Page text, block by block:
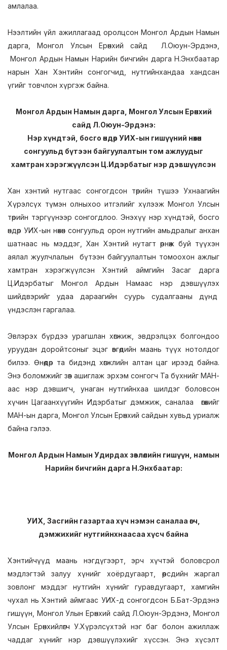
амлалаа.
Нээлтийн үйл ажиллагаад оролцсон Монгол Ардын Намын
дарга, Монгол Улсын Ерөнхий сайд Л.Оюун-Эрдэнэ,
Монгол Ардын Намын Нарийн бичгийн дарга Н.Энхбаатар
нарын Хан Хэнтийн сонгогчид, нутгийнхандаа хандсан
үгийг товчлон хүргэж байна.
Монгол Ардын Намын дарга, Монгол Улсын Ерөнхий
сайд Л.Оюун-Эрдэнэ:
Нэр хүндтэй, босго өндөр УИХ-ын гишүүний нөхөн
сонгуульд бүтээн байгуулалтын том ажлуудыг
хамтран хэрэгжүүлсэн Ц.Идэрбатыг нэр дэвшүүлсэн
Хан хэнтий нутгаас сонгогдсон төрийн түшээ Ухнаагийн
Хүрэлсүх түмэн олныхоо итгэлийг хүлээж Монгол Улсын
төрийн тэргүүнээр сонгогдлоо. Энэхүү нэр хүндтэй, босго
өндөр УИХ-ын нөхөн сонгуульд орон нутгийн амьдралыг анхан
шатнаас нь мэддэг, Хан Хэнтий нутагт өрнөж буй түүхэн
аялал жуулчлалын бүтээн байгуулалтын томоохон ажлыг
хамтран хэрэгжүүлсэн Хэнтий аймгийн Засаг дарга
Ц.Идэрбатыг Монгол Ардын Намаас нэр дэвшүүлэх
шийдвэрийг удаа дараагийн суурь судалгааны дүнд
үндэслэн гаргалаа.
Эвлэрэх бүрдээ урагшлан хөгжиж, эвдрэлцэх болгондоо
уруудан доройтсоныг эцэг өвгөдийн маань түүх нотолдог
билээ. Өнөөдөр та бидэнд хөгжлийн алтан цаг ирээд байна.
Энэ боломжийг зөв ашиглаж эрхэм сонгогч Та бүхнийг МАН-
аас нэр дэвшигч, унаган нутгийнхаа шилдэг боловсон
хүчин Цагаанхүүгийн Идэрбатыг дэмжиж, саналаа өгөхийг
МАН-ын дарга, Монгол Улсын Ерөнхий сайдын хувьд уриалж
байна гэлээ.
Монгол Ардын Намын Удирдах зөвлөлийн гишүүн, намын
Нарийн бичгийн дарга Н.Энхбаатар:
УИХ, Засгийн газартаа хүч нэмэн саналаа өгч,
дэмжихийг нутгийнхнаасаа хүсч байна
Хэнтийчүүд маань нэгдүгээрт, эрч хүчтэй боловсрол
мэдлэгтэй залуу хүнийг хоёрдугаарт, өөрсдийн жаргал
зовлонг мэддэг нутгийн хүнийг гуравдугаарт, хамгийн
чухал нь Хэнтий аймгаас УИХ-д сонгогдсон Б.Бат-Эрдэнэ
гишүүн, Монгол Улын Ерөнхий сайд Л.Оюун-Эрдэнэ, Монгол
Улсын Ерөнхийлөгч У.Хүрэлсүхтэй нэг баг болон ажиллаж
чаддаг хүнийг нэр дэвшүүлэхийг хүссэн. Энэ хүсэлт